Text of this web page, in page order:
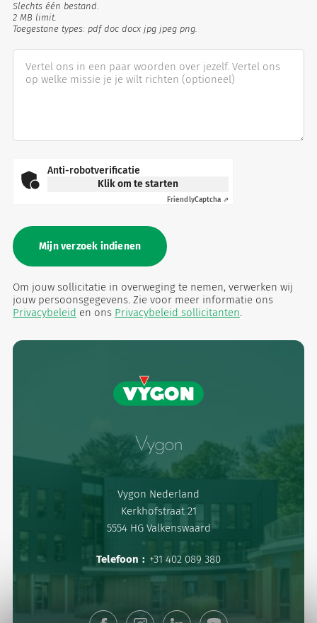
Slechts één bestand.
2 MB limit.
Toegestane types: pdf doc docx jpg jpeg png.
Vertel ons in een paar woorden over jezelf. Vertel ons
op welke missie je je wilt richten (optioneel)
Anti-robotverificatie
Klik om te starten
FriendlyCaptcha ⇗
Om jouw sollicitatie in overweging te nemen, verwerken wij
jouw persoonsgegevens. Zie voor meer informatie ons
Privacybeleid en ons Privacybeleid sollicitanten.
Vygon
Vygon Nederland
Kerkhofstraat 21
5554 HG Valkenswaard
Telefoon : +31 402 089 380